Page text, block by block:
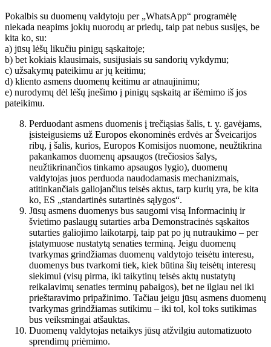
Pokalbis su duomenų valdytoju per „WhatsApp“ programėlę
niekada neapims jokių nuorodų ar priedų, taip pat nebus susijęs, be
kita ko, su:
a) jūsų lėšų likučiu pinigų sąskaitoje;
b) bet kokiais klausimais, susijusiais su sandorių vykdymu;
c) užsakymų pateikimu ar jų keitimu;
d) kliento asmens duomenų keitimu ar atnaujinimu;
e) nurodymų dėl lėšų įnešimo į pinigų sąskaitą ar išėmimo iš jos
pateikimu.
Perduodant asmens duomenis į trečiąsias šalis, t. y. gavėjams,
įsisteigusiems už Europos ekonominės erdvės ar Šveicarijos
ribų, į šalis, kurios, Europos Komisijos nuomone, neužtikrina
pakankamos duomenų apsaugos (trečiosios šalys,
neužtikrinančios tinkamo apsaugos lygio), duomenų
valdytojas juos perduoda naudodamasis mechanizmais,
atitinkančiais galiojančius teisės aktus, tarp kurių yra, be kita
ko, ES „standartinės sutartinės sąlygos“.
Jūsų asmens duomenys bus saugomi visą Informacinių ir
švietimo paslaugų sutarties arba Demonstracinės sąskaitos
sutarties galiojimo laikotarpį, taip pat po jų nutraukimo – per
įstatymuose nustatytą senaties terminą. Jeigu duomenų
tvarkymas grindžiamas duomenų valdytojo teisėtu interesu,
duomenys bus tvarkomi tiek, kiek būtina šių teisėtų interesų
siekimui (visų pirma, iki taikytinų teisės aktų nustatytų
reikalavimų senaties terminų pabaigos), bet ne ilgiau nei iki
prieštaravimo pripažinimo. Tačiau jeigu jūsų asmens duomenų
tvarkymas grindžiamas sutikimu – iki tol, kol toks sutikimas
bus veiksmingai atšauktas.
Duomenų valdytojas netaikys jūsų atžvilgiu automatizuoto
sprendimų priėmimo.